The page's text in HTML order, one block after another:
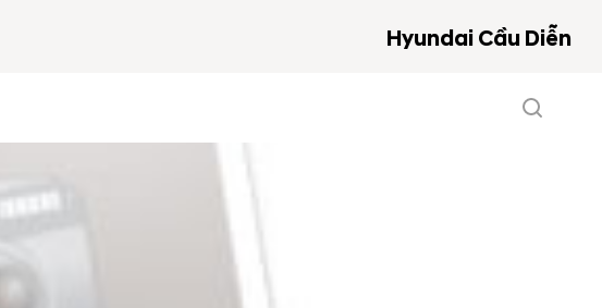
Hyundai Cầu Diễn